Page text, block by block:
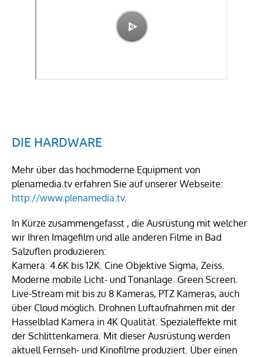
DIE HARDWARE
Mehr über das hochmoderne Equipment von
plenamedia.tv erfahren Sie auf unserer Webseite:
http://www.plenamedia.tv.
In Kürze zusammengefasst , die Ausrüstung mit welcher
wir Ihren Imagefilm und alle anderen Filme in Bad
Salzuflen produzieren:
Kamera: 4.6K bis 12K. Cine Objektive Sigma, Zeiss.
Moderne mobile Licht- und Tonanlage. Green Screen.
Live-Stream mit bis zu 8 Kameras, PTZ Kameras, auch
über Cloud möglich. Drohnen Luftaufnahmen mit der
Hasselblad Kamera in 4K Qualität. Spezialeffekte mit
der Schlittenkamera. Mit dieser Ausrüstung werden
aktuell Fernseh- und Kinofilme produziert. Über einen